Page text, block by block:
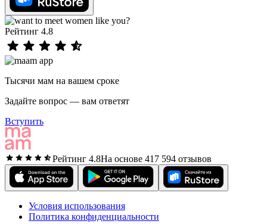
Рейтинг 4.8
Тысячи мам на вашем сроке
Задайте вопрос — вам ответят
Вступить
Рейтинг 4.8На основе 417 594 отзывов
Условия использования
Политика конфиденциальности